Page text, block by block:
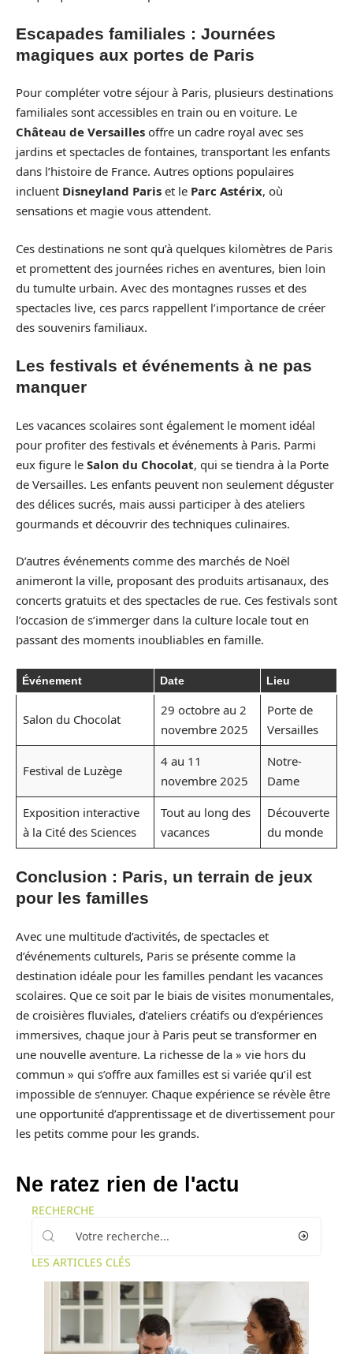
Escapades familiales : Journées
magiques aux portes de Paris
Pour compléter votre séjour à Paris, plusieurs destinations
familiales sont accessibles en train ou en voiture. Le
Château de Versailles offre un cadre royal avec ses
jardins et spectacles de fontaines, transportant les enfants
dans l’histoire de France. Autres options populaires
incluent Disneyland Paris et le Parc Astérix, où
sensations et magie vous attendent.
Ces destinations ne sont qu’à quelques kilomètres de Paris
et promettent des journées riches en aventures, bien loin
du tumulte urbain. Avec des montagnes russes et des
spectacles live, ces parcs rappellent l’importance de créer
des souvenirs familiaux.
Les festivals et événements à ne pas
manquer
Les vacances scolaires sont également le moment idéal
pour profiter des festivals et événements à Paris. Parmi
eux figure le Salon du Chocolat, qui se tiendra à la Porte
de Versailles. Les enfants peuvent non seulement déguster
des délices sucrés, mais aussi participer à des ateliers
gourmands et découvrir des techniques culinaires.
D’autres événements comme des marchés de Noël
animeront la ville, proposant des produits artisanaux, des
concerts gratuits et des spectacles de rue. Ces festivals sont
l’occasion de s’immerger dans la culture locale tout en
passant des moments inoubliables en famille.
Événement Date Lieu
Salon du Chocolat
29 octobre au 2
novembre 2025
Porte de
Versailles
Festival de Luzège
4 au 11
novembre 2025
Notre-
Dame
Exposition interactive
à la Cité des Sciences
Tout au long des
vacances
Découverte
du monde
Conclusion : Paris, un terrain de jeux
pour les familles
Avec une multitude d’activités, de spectacles et
d’événements culturels, Paris se présente comme la
destination idéale pour les familles pendant les vacances
scolaires. Que ce soit par le biais de visites monumentales,
de croisières fluviales, d’ateliers créatifs ou d’expériences
immersives, chaque jour à Paris peut se transformer en
une nouvelle aventure. La richesse de la » vie hors du
commun » qui s’offre aux familles est si variée qu’il est
impossible de s’ennuyer. Chaque expérience se révèle être
une opportunité d’apprentissage et de divertissement pour
les petits comme pour les grands.
Ne ratez rien de l'actu
RECHERCHE
LES ARTICLES CLÉS